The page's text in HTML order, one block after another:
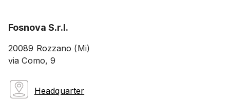
Fosnova S.r.l.
20089 Rozzano (Mi)
via Como, 9
Headquarter